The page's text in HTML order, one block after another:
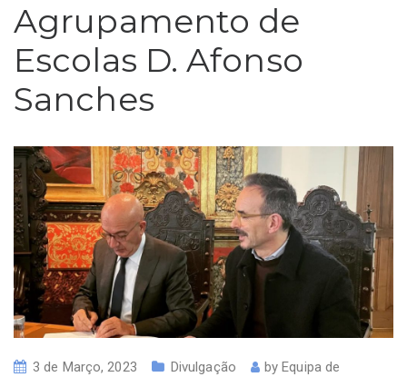
Agrupamento de
Escolas D. Afonso
Sanches
3 de Março, 2023 Divulgação by Equipa de